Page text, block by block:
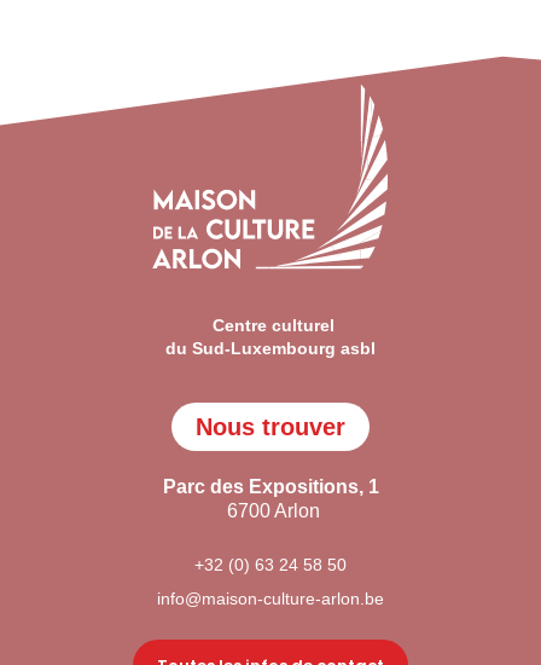
Centre culturel
du Sud-Luxembourg asbl
Nous trouver
Parc des Expositions, 1
6700 Arlon
+32 (0) 63 24 58 50
info@maison-culture-arlon.be